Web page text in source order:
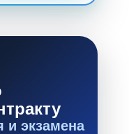
и экзамена